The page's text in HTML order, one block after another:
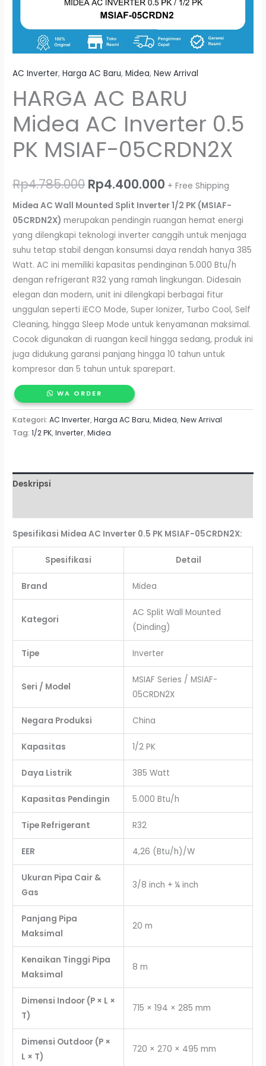
AC Inverter,Harga AC Baru,Midea,New Arrival
HARGA AC BARU
Midea AC Inverter 0.5
PK MSIAF-05CRDN2X
Rp4.785.000 Rp4.400.000 + Free Shipping
Midea AC Wall Mounted Split Inverter 1/2 PK (MSIAF-
05CRDN2X) merupakan pendingin ruangan hemat energi
yang dilengkapi teknologi inverter canggih untuk menjaga
suhu tetap stabil dengan konsumsi daya rendah hanya 385
Watt. AC ini memiliki kapasitas pendinginan 5.000 Btu/h
dengan refrigerant R32 yang ramah lingkungan. Didesain
elegan dan modern, unit ini dilengkapi berbagai fitur
unggulan seperti iECO Mode, Super Ionizer, Turbo Cool, Self
Cleaning, hingga Sleep Mode untuk kenyamanan maksimal.
Cocok digunakan di ruangan kecil hingga sedang, produk ini
juga didukung garansi panjang hingga 10 tahun untuk
kompresor dan 5 tahun untuk sparepart.
WA ORDER
Kategori:AC Inverter,Harga AC Baru,Midea,New Arrival
Tag:1/2 PK,Inverter,Midea
Deskripsi
Spesifikasi Midea AC Inverter 0.5 PK MSIAF-05CRDN2X:
Spesifikasi Detail
Brand Midea
Kategori
AC Split Wall Mounted
(Dinding)
Tipe Inverter
Seri / Model
MSIAF Series / MSIAF-
05CRDN2X
Negara Produksi China
Kapasitas 1/2 PK
Daya Listrik 385 Watt
Kapasitas Pendingin 5.000 Btu/h
Tipe Refrigerant R32
EER 4,26 (Btu/h)/W
Ukuran Pipa Cair &
Gas
3/8 inch + ¼ inch
Panjang Pipa
Maksimal
20 m
Kenaikan Tinggi Pipa
Maksimal
8 m
Dimensi Indoor (P × L ×
T)
715 × 194 × 285 mm
Dimensi Outdoor (P ×
L × T)
720 × 270 × 495 mm